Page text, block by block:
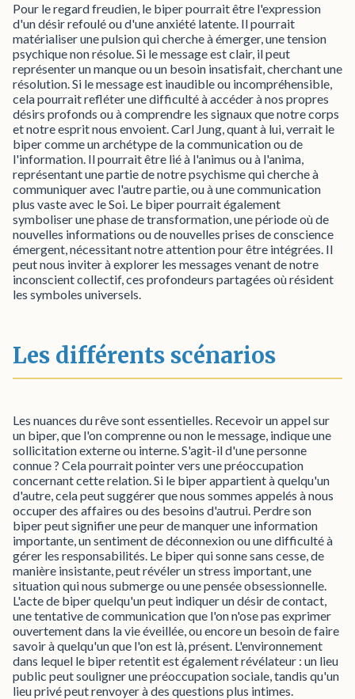
Pour le regard freudien, le biper pourrait être l'expression
d'un désir refoulé ou d'une anxiété latente. Il pourrait
matérialiser une pulsion qui cherche à émerger, une tension
psychique non résolue. Si le message est clair, il peut
représenter un manque ou un besoin insatisfait, cherchant une
résolution. Si le message est inaudible ou incompréhensible,
cela pourrait refléter une difficulté à accéder à nos propres
désirs profonds ou à comprendre les signaux que notre corps
et notre esprit nous envoient. Carl Jung, quant à lui, verrait le
biper comme un archétype de la communication ou de
l'information. Il pourrait être lié à l'animus ou à l'anima,
représentant une partie de notre psychisme qui cherche à
communiquer avec l'autre partie, ou à une communication
plus vaste avec le Soi. Le biper pourrait également
symboliser une phase de transformation, une période où de
nouvelles informations ou de nouvelles prises de conscience
émergent, nécessitant notre attention pour être intégrées. Il
peut nous inviter à explorer les messages venant de notre
inconscient collectif, ces profondeurs partagées où résident
les symboles universels.
Les différents scénarios
Les nuances du rêve sont essentielles. Recevoir un appel sur
un biper, que l'on comprenne ou non le message, indique une
sollicitation externe ou interne. S'agit-il d'une personne
connue ? Cela pourrait pointer vers une préoccupation
concernant cette relation. Si le biper appartient à quelqu'un
d'autre, cela peut suggérer que nous sommes appelés à nous
occuper des affaires ou des besoins d'autrui. Perdre son
biper peut signifier une peur de manquer une information
importante, un sentiment de déconnexion ou une difficulté à
gérer les responsabilités. Le biper qui sonne sans cesse, de
manière insistante, peut révéler un stress important, une
situation qui nous submerge ou une pensée obsessionnelle.
L'acte de biper quelqu'un peut indiquer un désir de contact,
une tentative de communication que l'on n'ose pas exprimer
ouvertement dans la vie éveillée, ou encore un besoin de faire
savoir à quelqu'un que l'on est là, présent. L'environnement
dans lequel le biper retentit est également révélateur : un lieu
public peut souligner une préoccupation sociale, tandis qu'un
lieu privé peut renvoyer à des questions plus intimes.